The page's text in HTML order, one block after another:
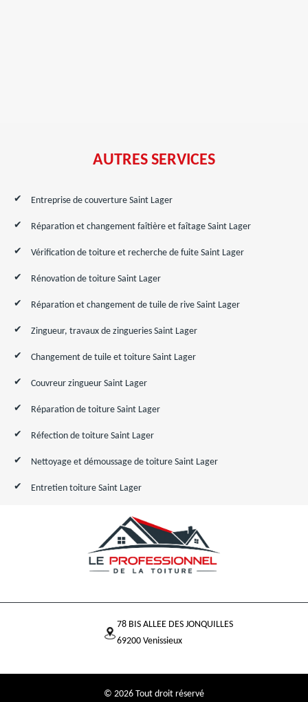
AUTRES SERVICES
Entreprise de couverture Saint Lager
Réparation et changement faîtière et faîtage Saint Lager
Vérification de toiture et recherche de fuite Saint Lager
Rénovation de toiture Saint Lager
Réparation et changement de tuile de rive Saint Lager
Zingueur, travaux de zingueries Saint Lager
Changement de tuile et toiture Saint Lager
Couvreur zingueur Saint Lager
Réparation de toiture Saint Lager
Réfection de toiture Saint Lager
Nettoyage et démoussage de toiture Saint Lager
Entretien toiture Saint Lager
78 BIS ALLEE DES JONQUILLES
69200 Venissieux
© 2026 Tout droit réservé